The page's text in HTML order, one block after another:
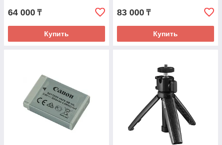
64 000 ₸
Купить
83 000 ₸
Купить